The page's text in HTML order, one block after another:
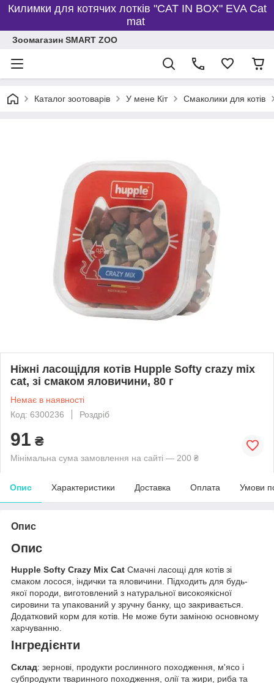
Килимки для котячих лотків "CAT IN BOX" EVA Cat
mat
Зоомагазин SMART ZOO
Каталог зоотоварів У мене Кіт Смаколики для котів
Ніжні ласощідля котів Hupple Softy crazy mix
cat, зі смаком яловичини, 80 г
Немає в наявності
Код: 6300236
Роздріб
91 ₴
Мінімальна сума замовлення на сайті — 200 ₴
Опис Характеристики Доставка Оплата Умови
Опис
Опис
Hupple Softy Crazy Mix Cat Смачні ласощі для котів зі
смаком лосося, індички та яловичини. Підходить для будь-
якої породи, виготовлений з натуральної високоякісної
сировини та упакований у зручну банку, що закривається.
Додатковий корм для котів. Не може бути заміною основному
харчуванню.
Інгредієнти
Склад: зернові, продукти рослинного походження, м'ясо і
субпродукти тваринного походження, олії та жири, риба та